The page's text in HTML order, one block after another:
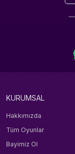
KURUMSAL
Hakkımızda
Tüm Oyunlar
Bayimiz Ol